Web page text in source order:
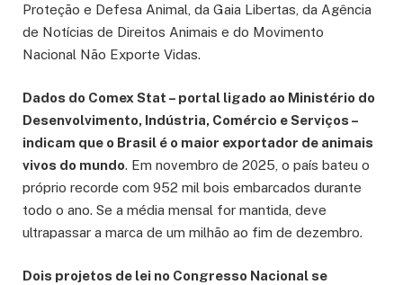
Proteção e Defesa Animal, da Gaia Libertas, da Agência
de Notícias de Direitos Animais e do Movimento
Nacional Não Exporte Vidas.
Dados do Comex Stat – portal ligado ao Ministério do
Desenvolvimento, Indústria, Comércio e Serviços –
indicam que o Brasil é o maior exportador de animais
vivos do mundo. Em novembro de 2025, o país bateu o
próprio recorde com 952 mil bois embarcados durante
todo o ano. Se a média mensal for mantida, deve
ultrapassar a marca de um milhão ao fim de dezembro.
Dois projetos de lei no Congresso Nacional se